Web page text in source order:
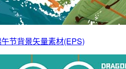
节背景矢量素材(EPS)